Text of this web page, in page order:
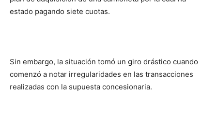
estado pagando siete cuotas.
Sin embargo, la situación tomó un giro drástico cuando
comenzó a notar irregularidades en las transacciones
realizadas con la supuesta concesionaria.